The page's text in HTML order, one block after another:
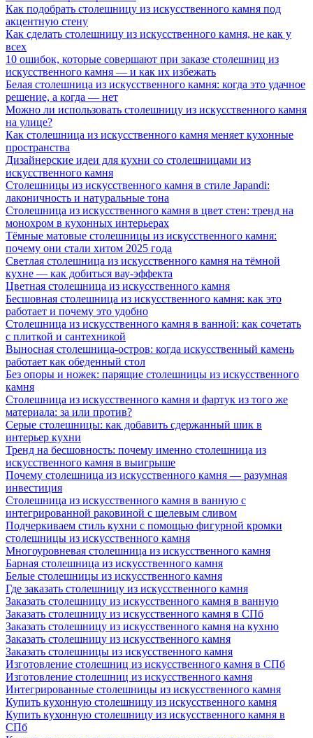
Как подобрать столешницу из искусственного камня под
акцентную стену
Как сделать столешницу из искусственного камня, не как у
всех
10 ошибок, которые совершают при заказе столешниц из
искусственного камня — и как их избежать
Белая столешница из искусственного камня: когда это удачное
решение, а когда — нет
Можно ли использовать столешницу из искусственного камня
на улице?
Как столешница из искусственного камня меняет кухонные
пространства
Дизайнерские идеи для кухни со столешницами из
искусственного камня
Столешницы из искусственного камня в стиле Japandi:
лаконичность и натуральные тона
Столешница из искусственного камня в цвет стен: тренд на
монохром в кухонных интерьерах
Тёмные матовые столешницы из искусственного камня:
почему они стали хитом 2025 года
Светлая столешница из искусственного камня на тёмной
кухне — как добиться вау-эффекта
Цветная столешница из искусственного камня
Бесшовная столешница из искусственного камня: как это
работает и почему это удобно
Столешница из искусственного камня в ванной: как сочетать
с плиткой и сантехникой
Выносная столешница-остров: когда искусственный камень
работает как обеденный стол
Без опоры и ножек: парящие столешницы из искусственного
камня
Столешница из искусственного камня и фартук из того же
материала: за или против?
Серые столешницы: как добавить сдержанный шик в
интерьер кухни
Тренд на бесшовность: почему именно столешница из
искусственного камня в выигрыше
Почему столешница из искусственного камня — разумная
инвестиция
Столешница из искусственного камня в ванную с
интегрированной раковиной с щелевым сливом
Подчеркиваем стиль кухни с помощью фигурной кромки
столешницы из искусственного камня
Многоуровневая столешница из искусственного камня
Барная столешница из искусственного камня
Белые столешницы из искусственного камня
Где заказать столешницу из искусственного камня
Заказать столешницу из искусственного камня в ванную
Заказать столешницу из искусственного камня в СПб
Заказать столешницу из искусственного камня на кухню
Заказать столешницу из искусственного камня
Заказать столешницы из искусственного камня
Изготовление столешниц из искусственного камня в СПб
Изготовление столешниц из искусственного камня
Интегрированные столешницы из искусственного камня
Купить кухонную столешницу из искусственного камня
Купить кухонную столешницу из искусственного камня в
СПб